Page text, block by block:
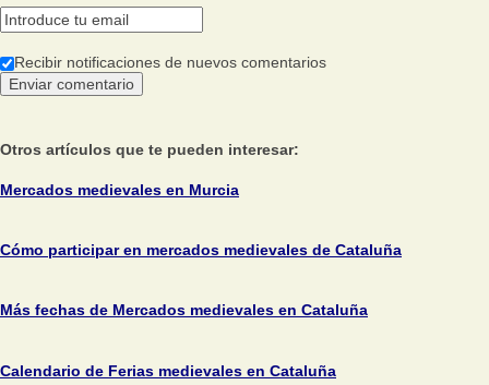
Recibir notificaciones de nuevos comentarios
Otros artículos que te pueden interesar:
Mercados medievales en Murcia
Cómo participar en mercados medievales de Cataluña
Más fechas de Mercados medievales en Cataluña
Calendario de Ferias medievales en Cataluña